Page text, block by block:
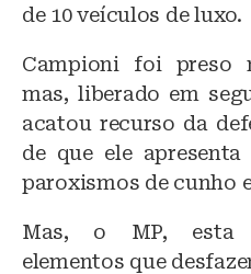
de 10 veículos de luxo.
Campioni foi preso
mas, liberado em
acatou recurso da
de que ele
paroxismos de cunho
Mas, o MP, esta
elementos que